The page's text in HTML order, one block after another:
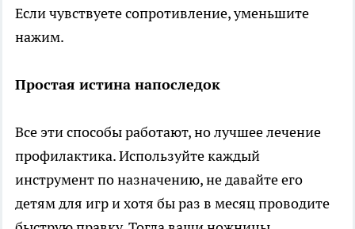
Если чувствуете сопротивление, уменьшите
нажим.
Простая истина напоследок
Все эти способы работают, но лучшее лечение
профилактика. Используйте каждый
инструмент по назначению, не давайте его
детям для игр и хотя бы раз в месяц проводите